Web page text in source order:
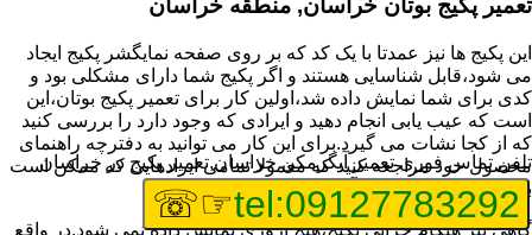
تعمیر پکیج بوتان خراسان, منطقه خراسان
این پکیج ها نیز عمدتا با یک کد که بر روی صفحه نمایگشر پکیج ایجاد
می شود،قابل شناسایی هستند و اگر پکیج شما دارای مشکلی بود و
کدی برای شما نمایش داده شد،اولین کار برای تعمیر پکیج بوتان،این
است که عیب یابی انجام دهید و ایرادی که وجود دارد را بررسی کنید
که از کجا نشات می گیرد.برای این کار می توانید به دفترچه راهنمای
محصول خود مراجعه کنید که معمولا تمامی ایرادهایی که ممکن است
برای پکیج پیش بیاید در آن قرار گرفته است.
گاهی نیز هنگام خرابی پکیج،هیچ اروری نمایش داده نمی شود.در واقع
تلفن تماس فوریتعمیر آبگرمکن خراسان,تعمیر پکیج در خراسان
tel:09127783292
☞☏